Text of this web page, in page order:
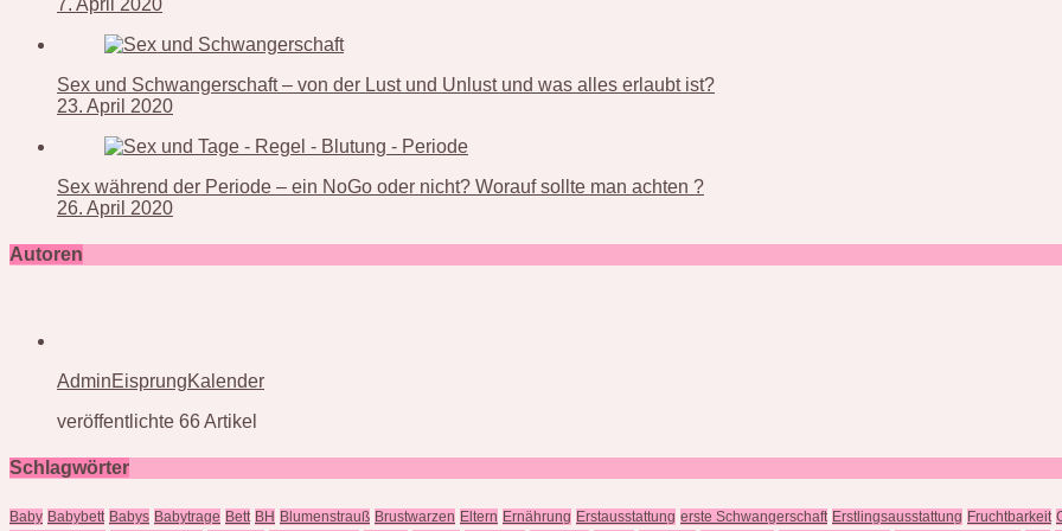
Sex und Schwangerschaft – von der Lust und Unlust und was alles erlaubt ist?
23. April 2020
Sex während der Periode – ein NoGo oder nicht? Worauf sollte man achten ?
26. April 2020
Autoren
AdminEisprungKalender
veröffentlichte 66 Artikel
Schlagwörter
Baby Babybett Babys Babytrage Bett BH Blumenstrauß Brustwarzen Eltern Ernährung Erstausstattung erste Schwangerschaft Erstlingsausstattung Fruchtbarkeit